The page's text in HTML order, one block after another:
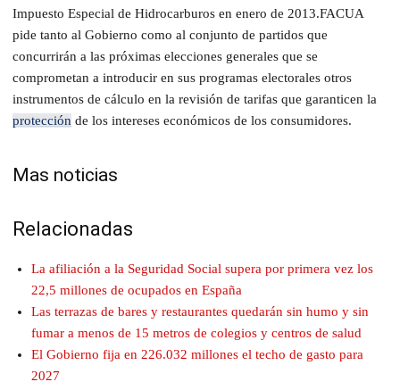
Impuesto Especial de Hidrocarburos en enero de 2013.FACUA
pide tanto al Gobierno como al conjunto de partidos que
concurrirán a las próximas elecciones generales que se
comprometan a introducir en sus programas electorales otros
instrumentos de cálculo en la revisión de tarifas que garanticen la
protección de los intereses económicos de los consumidores.
Mas noticias
Relacionadas
La afiliación a la Seguridad Social supera por primera vez los
22,5 millones de ocupados en España
Las terrazas de bares y restaurantes quedarán sin humo y sin
fumar a menos de 15 metros de colegios y centros de salud
El Gobierno fija en 226.032 millones el techo de gasto para
2027